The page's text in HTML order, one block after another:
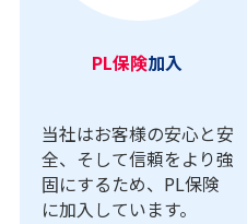
PL保険加入
当社はお客様の安心と安
全、そして信頼をより強
固にするため、PL保険
に加入しています。